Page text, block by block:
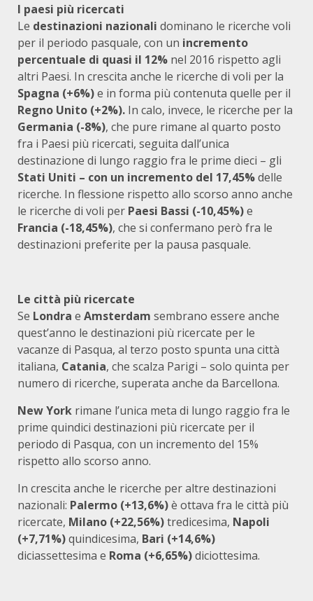
I paesi più ricercati
Le destinazioni nazionali dominano le ricerche voli
per il periodo pasquale, con un incremento
percentuale di quasi il 12% nel 2016 rispetto agli
altri Paesi. In crescita anche le ricerche di voli per la
Spagna (+6%)e in forma più contenuta quelle per il
Regno Unito (+2%). In calo, invece, le ricerche per la
Germania (-8%), che pure rimane al quarto posto
fra i Paesi più ricercati, seguita dall’unica
destinazione di lungo raggio fra le prime dieci – gli
Stati Uniti – con un incremento del 17,45%delle
ricerche. In flessione rispetto allo scorso anno anche
le ricerche di voli per Paesi Bassi (-10,45%)e
Francia (-18,45%), che si confermano però fra le
destinazioni preferite per la pausa pasquale.
Le città più ricercate
Se Londra e Amsterdam sembrano essere anche
quest’anno le destinazioni più ricercate per le
vacanze di Pasqua, al terzo posto spunta una città
italiana, Catania, che scalza Parigi – solo quinta per
numero di ricerche, superata anche da Barcellona.
New York rimane l’unica meta di lungo raggio fra le
prime quindici destinazioni più ricercate per il
periodo di Pasqua, con un incremento del 15%
rispetto allo scorso anno.
In crescita anche le ricerche per altre destinazioni
nazionali: Palermo (+13,6%)è ottava fra le città più
ricercate, Milano (+22,56%)tredicesima, Napoli
(+7,71%)quindicesima, Bari (+14,6%)
diciassettesima e Roma (+6,65%)diciottesima.